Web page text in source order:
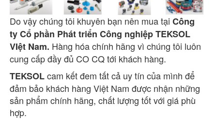
Do vậy chúng tôi khuyên bạn nên mua tại Công
ty Cổ phần Phát triển Công nghiệp TEKSOL
VIệt Nam. Hàng hóa chính hãng vì chúng tôi luôn
cung cấp đầy đủ CO CQ tới khách hàng.
TEKSOLcam kết đem tất cả uy tín của mình để
đảm bảo khách hàng Việt Nam được nhận những
sản phẩm chính hãng, chất lượng tốt với giá phù
hợp.